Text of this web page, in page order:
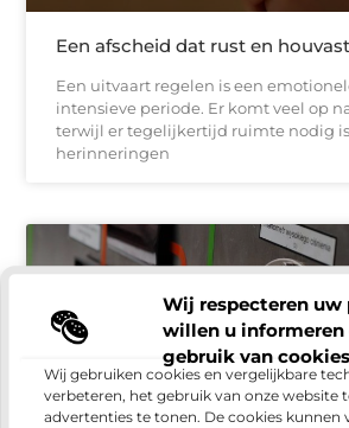
Wij respecteren uw
willen u informeren
gebruik van
Wij gebruiken cookies en vergelijkbare
verbeteren, het gebruik van onze website
advertenties te tonen. De cookies kunnen
Een afscheid dat rust en
Een uitvaart regelen is een
intensieve periode. Er komt veel op
terwijl er tegelijkertijd ruimte nodig
herinneringen